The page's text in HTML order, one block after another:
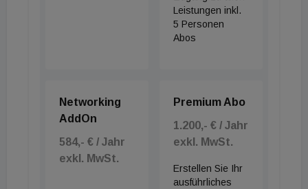
Leistungen inkl.
5 Personen
Abos
Networking
AddOn
584,- € / Jahr
exkl. MwSt.
Premium Abo
1.200,- € / Jahr
exkl. MwSt.
Erstellen Sie Ihr
ausführliches